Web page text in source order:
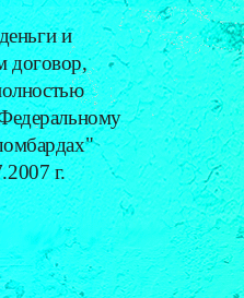
и
договор,
г.